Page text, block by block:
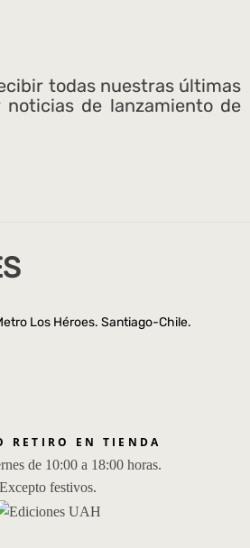
todas nuestras últimas
noticias de lanzamiento de
Los Héroes. Santiago-Chile.
RETIRO EN TIENDA
de 10:00 a 18:00 horas.
Excepto festivos.